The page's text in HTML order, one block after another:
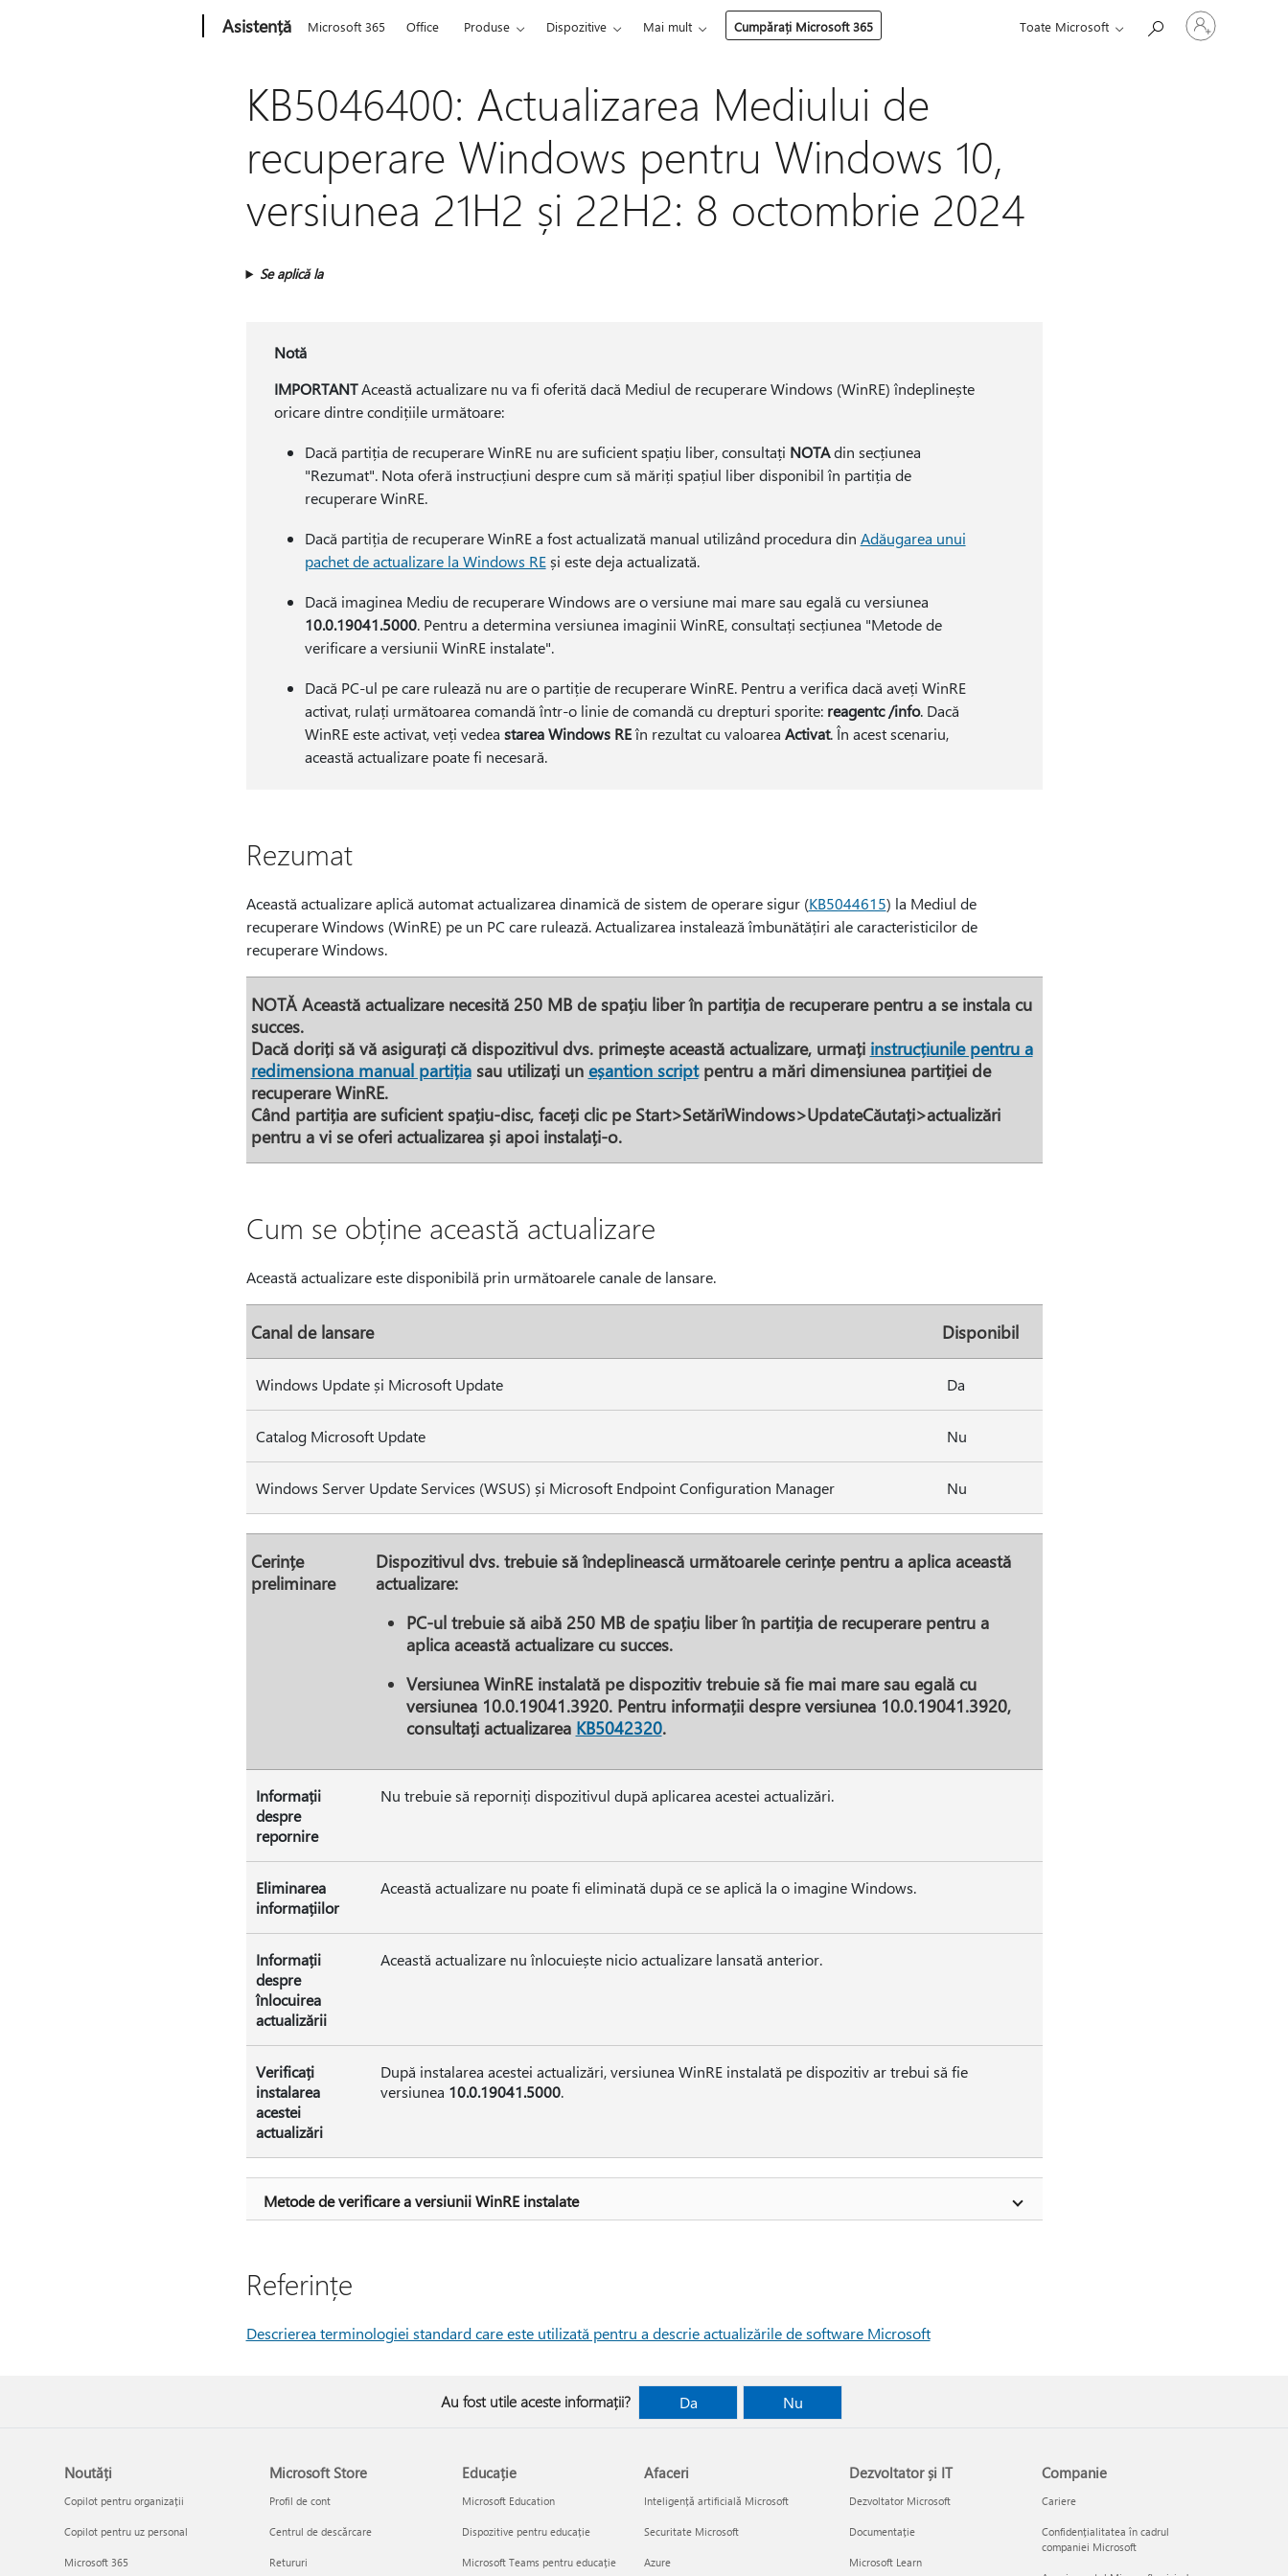
Asistență Microsoft 365 Office Produse Dispozitive Mai mult Cumpărați Microsoft 365 Toate Microsoft
Conectați-
vă
KB5046400: Actualizarea Mediului de
recuperare Windows pentru Windows 10,
versiunea 21H2 și 22H2: 8 octombrie 2024
Se aplică la
Notă
IMPORTANTAceastă actualizare nu va fi oferită dacă Mediul de recuperare Windows (WinRE) îndeplinește
oricare dintre condițiile următoare:
Dacă partiția de recuperare WinRE nu are suficient spațiu liber, consultați NOTAdin secțiunea
"Rezumat". Nota oferă instrucțiuni despre cum să măriți spațiul liber disponibil în partiția de
recuperare WinRE.
Dacă partiția de recuperare WinRE a fost actualizată manual utilizând procedura din Adăugarea unui
pachet de actualizare la Windows REși este deja actualizată.
Dacă imaginea Mediu de recuperare Windows are o versiune mai mare sau egală cu versiunea
10.0.19041.5000. Pentru a determina versiunea imaginii WinRE, consultați secțiunea "Metode de
verificare a versiunii WinRE instalate".
Dacă PC-ul pe care rulează nu are o partiție de recuperare WinRE. Pentru a verifica dacă aveți WinRE
activat, rulați următoarea comandă într-o linie de comandă cu drepturi sporite: reagentc /info. Dacă
WinRE este activat, veți vedea starea Windows REîn rezultat cu valoarea Activat. În acest scenariu,
această actualizare poate fi necesară.
Rezumat
Această actualizare aplică automat actualizarea dinamică de sistem de operare sigur (KB5044615) la Mediul de
recuperare Windows (WinRE) pe un PC care rulează. Actualizarea instalează îmbunătățiri ale caracteristicilor de
recuperare Windows.
NOTĂAceastă actualizare necesită 250 MB de spațiu liber în partiția de recuperare pentru a se instala cu
succes.
Dacă doriți să vă asigurați că dispozitivul dvs. primește această actualizare, urmați instrucțiunile pentru a
redimensiona manual partițiasau utilizați un eșantion scriptpentru a mări dimensiunea partiției de
recuperare WinRE.
Când partiția are suficient spațiu-disc, faceți clic pe Start>SetăriWindows>UpdateCăutați>actualizări
pentru a vi se oferi actualizarea și apoi instalați-o.
Cum se obține această actualizare
Această actualizare este disponibilă prin următoarele canale de lansare.
Canal de lansare Disponibil
Windows Update și Microsoft Update Da
Catalog Microsoft Update Nu
Windows Server Update Services (WSUS) și Microsoft Endpoint Configuration Manager Nu
Cerințe
preliminare
Dispozitivul dvs. trebuie să îndeplinească următoarele cerințe pentru a aplica această
actualizare:
PC-ul trebuie să aibă 250 MB de spațiu liber în partiția de recuperare pentru a
aplica această actualizare cu succes.
Versiunea WinRE instalată pe dispozitiv trebuie să fie mai mare sau egală cu
versiunea 10.0.19041.3920. Pentru informații despre versiunea 10.0.19041.3920,
consultați actualizarea KB5042320.
Informații
despre
repornire
Nu trebuie să reporniți dispozitivul după aplicarea acestei actualizări.
Eliminarea
informațiilor
Această actualizare nu poate fi eliminată după ce se aplică la o imagine Windows.
Informații
despre
înlocuirea
actualizării
Această actualizare nu înlocuiește nicio actualizare lansată anterior.
Verificați
instalarea
acestei
actualizări
După instalarea acestei actualizări, versiunea WinRE instalată pe dispozitiv ar trebui să fie
versiunea 10.0.19041.5000.
Metode de verificare a versiunii WinRE instalate
Referințe
Descrierea terminologiei standard care este utilizată pentru a descrie actualizările de software Microsoft
Au fost utile aceste informații? Da Nu
Noutăți
Copilot pentru organizații
Copilot pentru uz personal
Microsoft 365
Microsoft Store
Profil de cont
Centrul de descărcare
Retururi
Educație
Microsoft Education
Dispozitive pentru educație
Microsoft Teams pentru educație
Afaceri
Inteligență artificială Microsoft
Securitate Microsoft
Azure
Dezvoltator și IT
Dezvoltator Microsoft
Documentație
Microsoft Learn
Companie
Cariere
Confidențialitatea în cadrul
companiei Microsoft